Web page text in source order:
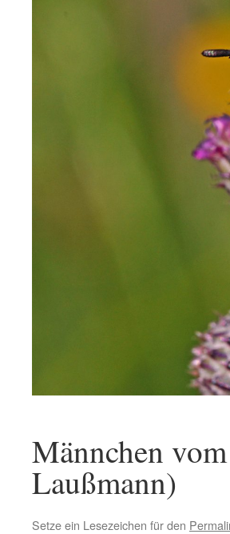
Männchen
Laußmann)
Setze ein Lesezeichen für den